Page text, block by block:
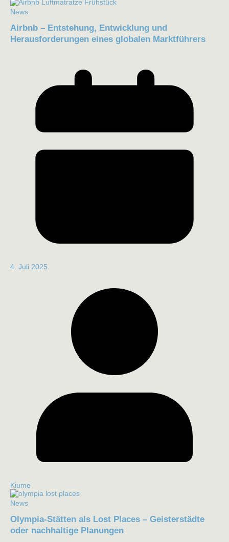
News
Airbnb – Entstehung, Entwicklung und
Herausforderungen eines globalen Marktführers
4. Juli 2025
Kiume
News
Olympia-Stätten als Lost Places – Geisterstädte
oder nachhaltige Planungen